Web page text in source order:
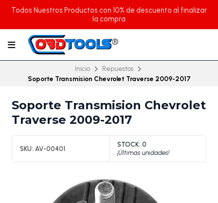
Todos Nuestros Productos con 10% de descuento al finalizar
la compra
Inicio
Repuestos
Soporte Transmision Chevrolet Traverse 2009-2017
Soporte Transmision Chevrolet
Traverse 2009-2017
SKU: AV-00401
STOCK: 0
¡Últimas unidades!